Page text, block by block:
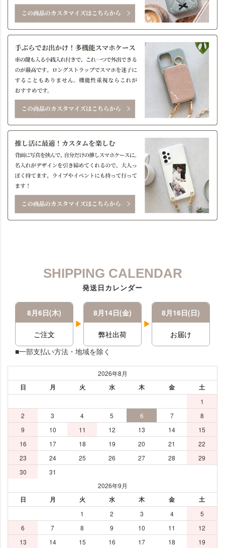
SHIPPING CALENDAR
発送日カレンダー